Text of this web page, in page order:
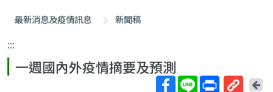
最新消息及疫情訊息
新聞稿
:::
一週國內外疫情摘要及預測
回